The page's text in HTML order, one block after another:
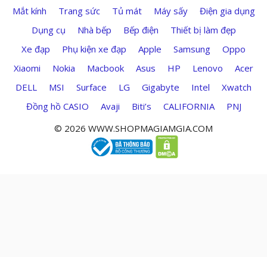
Mắt kính
Trang sức Tủ mát Máy sấy
Điện gia dụng
Dụng cụ
Nhà bếp Bếp điện
Thiết bị làm đẹp
Xe đạp
Phụ kiện xe đạp Apple Samsung
Oppo
Xiaomi
Nokia Macbook Asus HP Lenovo
Acer
DELL
MSI Surface LG Gigabyte Intel
Xwatch
Đồng hồ CASIO
Avaji Biti’s CALIFORNIA
PNJ
© 2026 WWW.SHOPMAGIAMGIA.COM